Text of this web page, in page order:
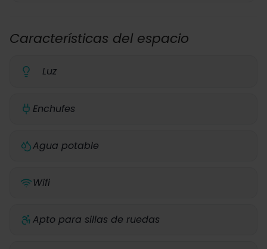
Características del espacio
Luz
Enchufes
Agua potable
Wifi
Apto para sillas de ruedas